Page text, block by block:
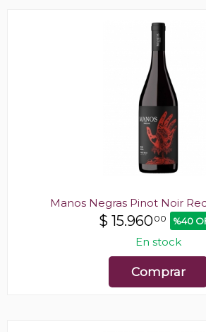
Manos Negras Pinot Noir
$ 15.96000 %40
En stock
Comprar